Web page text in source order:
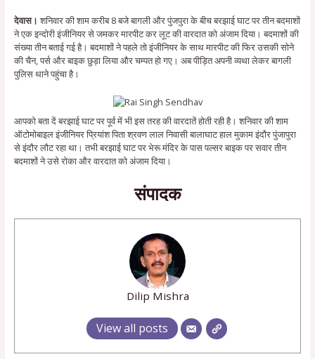
देवास। शनिवार की शाम करीब 8 बजे बागली और पुंजपुरा के बीच बरझाई घाट पर तीन बदमाशों
ने एक इन्दोरी इंजीनियर से जमकर मारपीट कर लूट की वारदात को अंजाम दिया। बदमाशों की
संख्या तीन बताई गई है। बदमाशों ने पहले तो इंजीनियर के साथ मारपीट की फिर उसकी सोने
की चैन, पर्स और बाइक छुड़ा लिया और चम्पत हो गए। अब पीड़ित अपनी व्यथा लेकर बागली
पुलिस थाने पहुंचा है।
आपको बता दें बरझाई घाट पर पूर्व में भी इस तरह की वारदातें होती रही है। शनिवार की शाम
ऑटोमोबाइल इंजीनियर प्रियांश पिता श्रवण लाल निवासी बालाघाट हाल मुकाम इंदौर पुंजापुरा
से इंदौर लौट रहा था। तभी बरझाई घाट पर भेरू मंदिर के पास पल्सर बाइक पर सवार तीन
बदमाशों ने उसे रोका और वारदात को अंजाम दिया।
संपादक
Dilip Mishra
View all posts